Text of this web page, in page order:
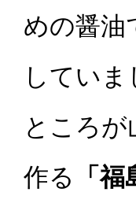
めの醤油
していま
ところ
作る 「